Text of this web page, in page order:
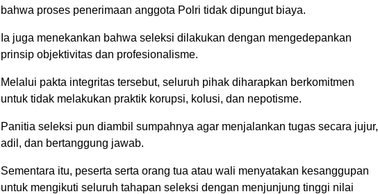
bahwa proses penerimaan anggota Polri tidak dipungut biaya.
Ia juga menekankan bahwa seleksi dilakukan dengan mengedepankan
prinsip objektivitas dan profesionalisme.
Melalui pakta integritas tersebut, seluruh pihak diharapkan berkomitmen
untuk tidak melakukan praktik korupsi, kolusi, dan nepotisme.
Panitia seleksi pun diambil sumpahnya agar menjalankan tugas secara jujur,
adil, dan bertanggung jawab.
Sementara itu, peserta serta orang tua atau wali menyatakan kesanggupan
untuk mengikuti seluruh tahapan seleksi dengan menjunjung tinggi nilai